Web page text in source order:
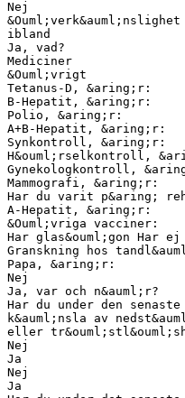
Nej
&Ouml;verk&auml;nslighet
ibland
Ja, vad?
Mediciner
&Ouml;vrigt
Tetanus-D, &aring;r:
B-Hepatit, &aring;r:
Polio, &aring;r:
A+B-Hepatit, &aring;r:
Synkontroll, &aring;r:
H&ouml;rselkontroll,
Gynekologkontroll,
Mammografi, &aring;r:
Har du varit p&aring;
A-Hepatit, &aring;r:
&Ouml;vriga vacciner:
Har glas&ouml;gon Har ej
Granskning hos
Papa, &aring;r:
Nej
Ja, var och n&auml;r?
Har du under den
k&auml;nsla av
eller
Nej
Ja
Nej
Ja